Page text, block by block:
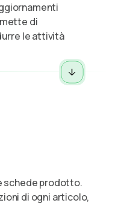
di
le attività
schede prodotto.
di ogni articolo,